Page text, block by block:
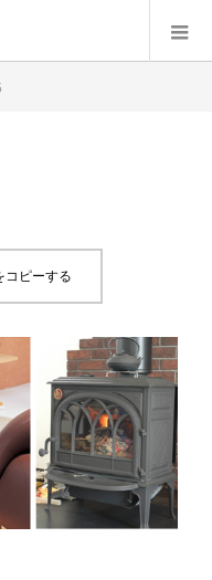
コピーする